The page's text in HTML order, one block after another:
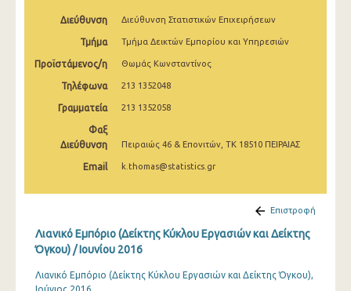
Νοεμβρίου 2024
Οκτωβρίου 2024
Σεπτεμβρίου 2024
Ιουλίου 2024
Απριλίου 2024
Διεύθυνση Διεύθυνση Στατιστικών Επιχειρήσεων
Τμήμα Τμήμα Δεικτών Εμπορίου και Υπηρεσιών
Προϊστάμενος/η Θωμάς Κωνσταντίνος
Τηλέφωνα 213 1352048
Γραμματεία 213 1352058
Φαξ
Διεύθυνση
Πειραιώς 46 & Επονιτών, ΤΚ 18510 ΠΕΙΡΑΙΑΣ
Email k.thomas@statistics.gr
Επιστροφή
Λιανικό Εμπόριο (Δείκτης Κύκλου Εργασιών και Δείκτης
Όγκου) / Ιουνίου 2016
Λιανικό Εμπόριο (Δείκτης Κύκλου Εργασιών και Δείκτης Όγκου),